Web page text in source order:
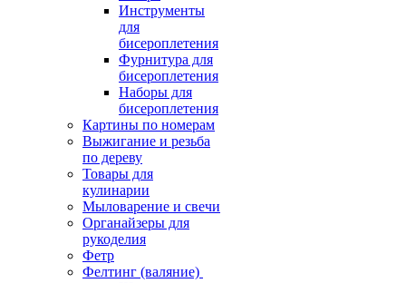
Инструменты
для
бисероплетения
Фурнитура для
бисероплетения
Наборы для
бисероплетения
Картины по номерам
Выжигание и резьба
по дереву
Товары для
кулинарии
Мыловарение и свечи
Органайзеры для
рукоделия
Фетр
Фелтинг (валяние)